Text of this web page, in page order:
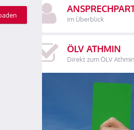
im Überblick
ÖLV ATHMIN
Direkt zum ÖLV